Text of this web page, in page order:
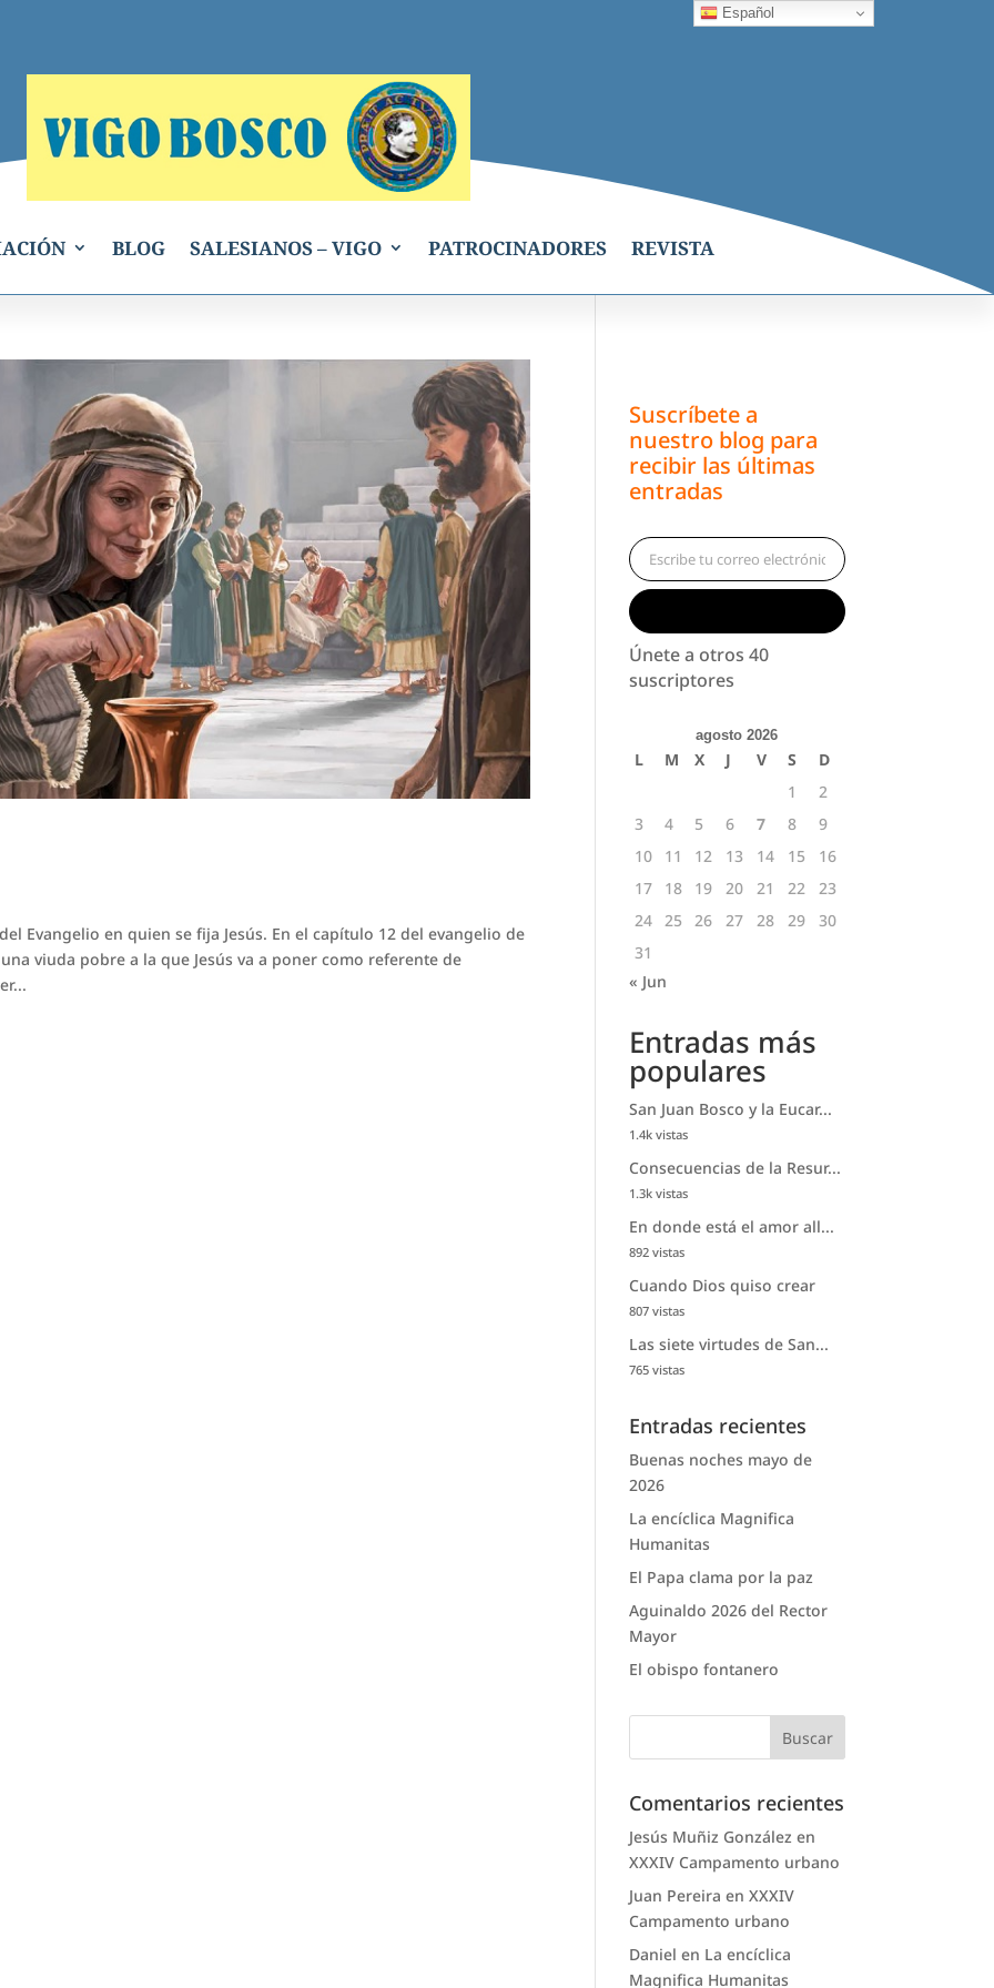
BLOG SALESIANOS – VIGO PATROCINADORES REVISTA
Evangelio en quien se fija Jesús. En el capítulo 12 del evangelio de
viuda pobre a la que Jesús va a poner como referente de
Suscríbete a
nuestro blog para
recibir las últimas
entradas
Escribe tu correo electrónico…
Únete a otros 40
suscriptores
agosto 2026
L M X J V S
D
1
2
3
4 5 6 7 8
9
10
11 12 13 14 15
16
17
18 19 20 21 22
23
24 25 26 27 28 29
30
31
« Jun
Entradas más
populares
San Juan Bosco y la Eucar...
1.4k vistas
Consecuencias de la Resur...
1.3k vistas
En donde está el amor all...
892 vistas
Cuando Dios quiso crear
807 vistas
Las siete virtudes de San...
765 vistas
Entradas recientes
Buenas noches mayo de
2026
La encíclica Magnifica
Humanitas
El Papa clama por la paz
Aguinaldo 2026 del Rector
Mayor
El obispo fontanero
Comentarios recientes
Jesús Muñiz González en
XXXIV Campamento urbano
Juan Pereira enXXXIV
Campamento urbano
Daniel en La encíclica
Magnifica Humanitas
Español